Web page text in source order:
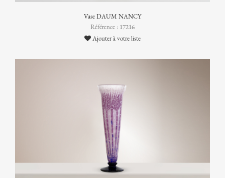
Vase DAUM NANCY
Référence : 17216
Ajouter à votre liste